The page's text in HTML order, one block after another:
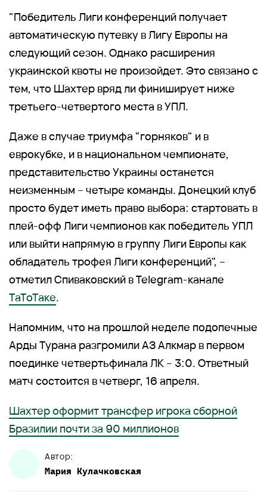
"Победитель Лиги конференций получает
автоматическую путевку в Лигу Европы на
следующий сезон. Однако расширения
украинской квоты не произойдет. Это связано с
тем, что Шахтер вряд ли финиширует ниже
третьего-четвертого места в УПЛ.
Даже в случае триумфа "горняков" и в
еврокубке, и в национальном чемпионате,
представительство Украины останется
неизменным – четыре команды. Донецкий клуб
просто будет иметь право выбора: стартовать в
плей-офф Лиги чемпионов как победитель УПЛ
или выйти напрямую в группу Лиги Европы как
обладатель трофея Лиги конференций", –
отметил Спиваковский в Telegram-канале
ТаТоТаке.
Напомним, что на прошлой неделе подопечные
Арды Турана разгромили АЗ Алкмар в первом
поединке четвертьфинала ЛК – 3:0. Ответный
матч состоится в четверг, 16 апреля.
Шахтер оформит трансфер игрока сборной
Бразилии почти за 90 миллионов
Автор:
Мария Кулачковская